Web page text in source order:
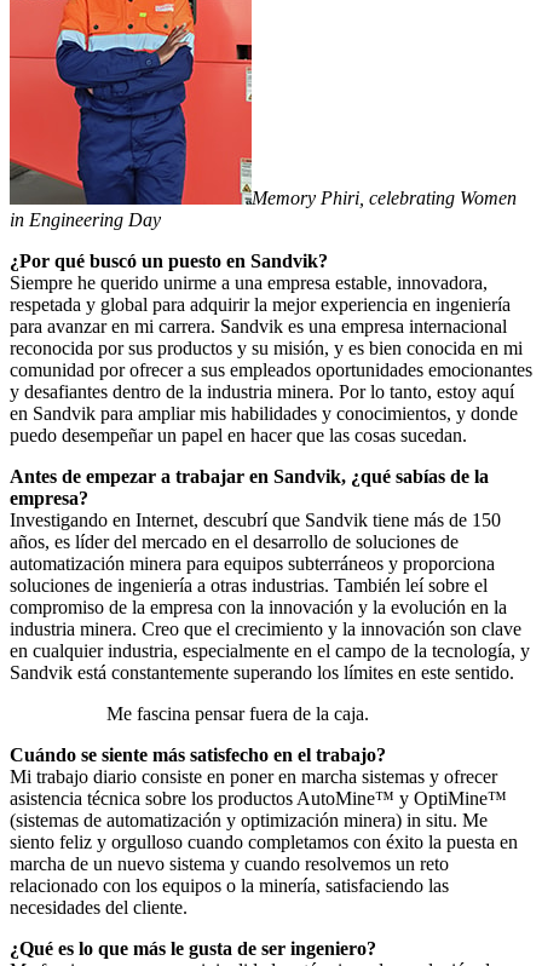
Memory Phiri, celebrating Women
in Engineering Day
¿Por qué buscó un puesto en Sandvik?
Siempre he querido unirme a una empresa estable, innovadora,
respetada y global para adquirir la mejor experiencia en ingeniería
para avanzar en mi carrera. Sandvik es una empresa internacional
reconocida por sus productos y su misión, y es bien conocida en mi
comunidad por ofrecer a sus empleados oportunidades emocionantes
y desafiantes dentro de la industria minera. Por lo tanto, estoy aquí
en Sandvik para ampliar mis habilidades y conocimientos, y donde
puedo desempeñar un papel en hacer que las cosas sucedan.
Antes de empezar a trabajar en Sandvik, ¿qué sabías de la
empresa?
Investigando en Internet, descubrí que Sandvik tiene más de 150
años, es líder del mercado en el desarrollo de soluciones de
automatización minera para equipos subterráneos y proporciona
soluciones de ingeniería a otras industrias. También leí sobre el
compromiso de la empresa con la innovación y la evolución en la
industria minera. Creo que el crecimiento y la innovación son clave
en cualquier industria, especialmente en el campo de la tecnología, y
Sandvik está constantemente superando los límites en este sentido.
Me fascina pensar fuera de la caja.
Cuándo se siente más satisfecho en el trabajo?
Mi trabajo diario consiste en poner en marcha sistemas y ofrecer
asistencia técnica sobre los productos AutoMine™ y OptiMine™
(sistemas de automatización y optimización minera) in situ. Me
siento feliz y orgulloso cuando completamos con éxito la puesta en
marcha de un nuevo sistema y cuando resolvemos un reto
relacionado con los equipos o la minería, satisfaciendo las
necesidades del cliente.
¿Qué es lo que más le gusta de ser ingeniero?